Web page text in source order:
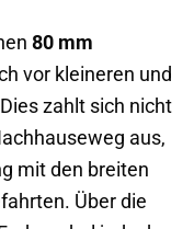
80 mm
vor kleineren und
zahlt sich nicht
aus,
mit den breiten
Über die